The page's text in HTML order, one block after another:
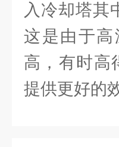
入冷却塔其
这是由于
高，有时高
提供更好的